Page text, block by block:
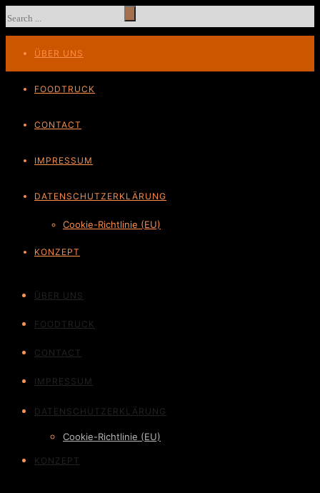
ÜBER UNS
FOODTRUCK
CONTACT
IMPRESSUM
DATENSCHUTZ­ERKLÄRUNG
Cookie-Richtlinie (EU)
KONZEPT
ÜBER UNS
FOODTRUCK
CONTACT
IMPRESSUM
DATENSCHUTZ­ERKLÄRUNG
Cookie-Richtlinie (EU)
KONZEPT